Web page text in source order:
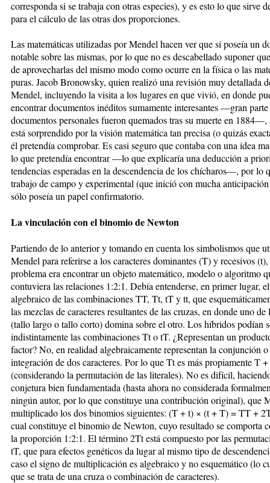
corresponda si se trabaja con otras especies), y es esto lo que sirve
para el cálculo de las otras dos proporciones.
Las matemáticas utilizadas por Mendel hacen ver que sí poseía un
notable sobre las mismas, por lo que no es descabellado suponer
de aprovecharlas del mismo modo como ocurre en la física o las
puras. Jacob Bronowsky, quien realizó una revisión muy detallada
Mendel, incluyendo la visita a los lugares en que vivió, en donde
encontrar documentos iné­ditos sumamente interesantes —gran parte
documentos personales fueron quemados tras su muerte en 1884—,
está sorprendido por la visión matemática tan precisa (o quizás
él pretendía comprobar. Es casi seguro que contaba con una idea
lo que pretendía encontrar —lo que explicaría una deducción a
tendencias esperadas en la descendencia de los chícharos—, por lo
trabajo de campo y experimental (que inició con mucha
sólo poseía un papel confirmatorio.
La vinculación con el binomio de Newton
Partiendo de lo anterior y tomando en cuenta los simbolismos que
Mendel para referirse a los caracteres dominantes (T) y recesivos
problema era encontrar un objeto matemá­tico, modelo o algoritmo
contuviera las relaciones 1:2:1. Debía entenderse, en primer lugar,
algebraico de las combinaciones TT, Tt, tT y tt, que
las mezclas de caracteres resultantes de las cruzas, en donde uno
(tallo largo o tallo corto) domina sobre el otro. Los híbridos podían
indistintamente las combinaciones Tt o tT. ¿Representan un
factor? No, en realidad algebraicamente representan la conjunción
integración de dos caracteres. Por lo que Tt es más propiamente T
(considerando la permutación de las literales). No es difícil,
conjetura bien fundamentada (hasta ahora no considerada
ningún autor, por lo que constituye una contribución original), que
multiplicado los dos binomios siguientes: (T + t) × (t + T) = TT +
cual constituye el binomio de Newton, cuyo resultado se comporta
la proporción 1:2:1. El término 2Tt está compuesto por las
tT, que para efectos genéticos da lugar al mismo tipo de
caso el signo de multiplicación es algebraico y no esquemá­tico (lo
que se trata de una cruza o combinación de caracteres).